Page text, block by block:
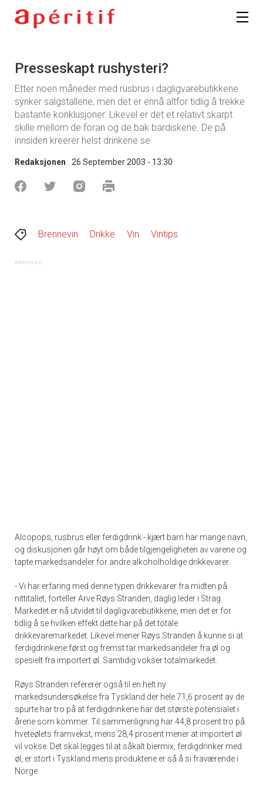
Presseskapt rushysteri?
Etter noen måneder med rusbrus i dagligvarebutikkene
synker salgstallene, men det er ennå altfor tidlig å trekke
bastante konklusjoner. Likevel er det et relativt skarpt
skille mellom de foran og de bak bardiskene. De på
innsiden kreerer helst drinkene se
Redaksjonen 26 September 2003 - 13:30
Brennevin Drikke Vin Vintips
Alcopops, rusbrus eller ferdigdrink - kjært barn har mange navn,
og diskusjonen går høyt om både tilgjengeligheten av varene og
tapte markedsandeler for andre alkoholholdige drikkevarer.
- Vi har erfaring med denne typen drikkevarer fra midten på
nittitallet, forteller Arve Røys Stranden, daglig leder i Strag.
Markedet er nå utvidet til dagligvarebutikkene, men det er for
tidlig å se hvilken effekt dette har på det totale
drikkevaremarkedet. Likevel mener Røys Stranden å kunne si at
ferdigdrinkene først og fremst tar markedsandeler fra øl og
spesielt fra importert øl. Samtidig vokser totalmarkedet.
Røys Stranden refererer også til en helt ny
markedsundersøkelse fra Tyskland der hele 71,6 prosent av de
spurte har tro på at ferdigdrinkene har det største potensialet i
årene som kommer. Til sammenligning har 44,8 prosent tro på
hveteølets framvekst, mens 28,4 prosent mener at importert øl
vil vokse. Det skal legges til at såkalt biermix, ferdigdrinker med
øl, er stort i Tyskland mens produktene er så å si fraværende i
Norge.